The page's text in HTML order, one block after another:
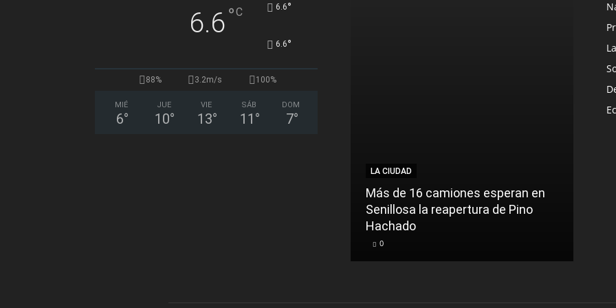
6.6°C 6.6°
6.6°
88% 3.2m/s 100%
MIÉ
6°
JUE
10°
VIE
13°
SÁB
11 °
DOM
7°
LA CIUDAD
Más de 16 camiones esperan en
Senillosa la reapertura de Pino
Hachado
0